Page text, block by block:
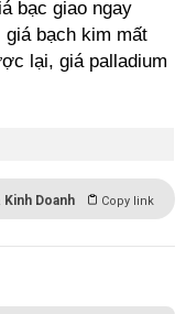
bạc giao ngay
giá bạch kim mất
lại, giá palladium
Kinh Doanh Copy link